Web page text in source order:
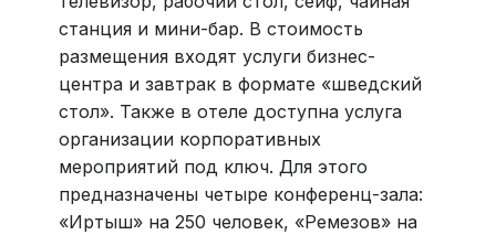
станция и мини-бар. В стоимость
размещения входят услуги бизнес-
центра и завтрак в формате «шведский
стол». Также в отеле доступна услуга
организации корпоративных
мероприятий под ключ. Для этого
предназначены четыре конференц-зала:
«Иртыш» на 250 человек, «Ремезов» на